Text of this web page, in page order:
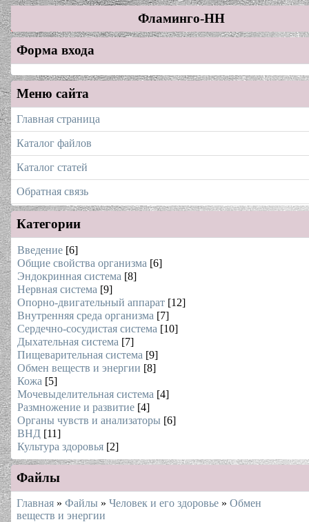
Фламинго-НН
Форма входа
Меню сайта
Главная страница
Каталог файлов
Каталог статей
Обратная связь
Категории
Введение [6]
Общие свойства организма [6]
Эндокринная система [8]
Нервная система [9]
Опорно-двигательный аппарат [12]
Внутренняя среда организма [7]
Сердечно-сосудистая система [10]
Дыхательная система [7]
Пищеварительная система [9]
Обмен веществ и энергии [8]
Кожа [5]
Мочевыделительная система [4]
Размножение и развитие [4]
Органы чувств и анализаторы [6]
ВНД [11]
Культура здоровья [2]
Файлы
Главная » Файлы » Человек и его здоровье » Обмен
веществ и энергии